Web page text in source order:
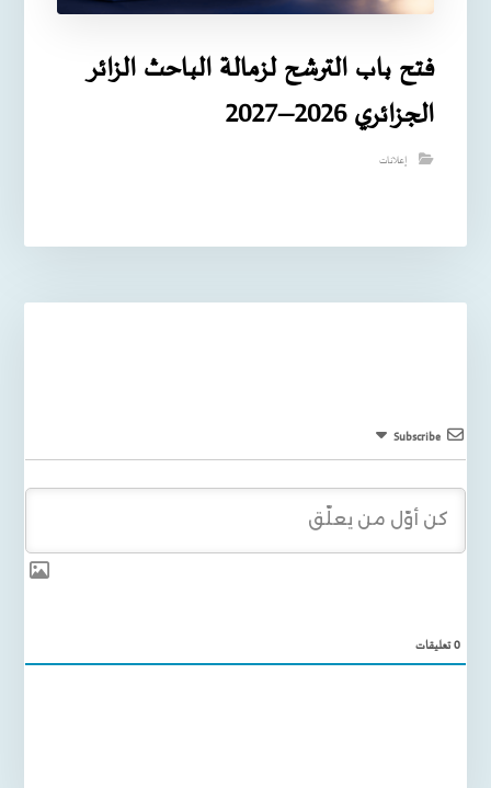
فتح باب الترشح لزمالة الباحث الزائر
الجزائري 2026–2027
إعلانات
Subscribe
0تعليقات